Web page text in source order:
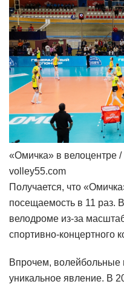
«Омичка» в велоцентре
volley55.com
Получается, что
посещаемость в 11 раз.
велодроме из-за
спортивно-концертного
Впрочем, волейбольные
уникальное явление. В